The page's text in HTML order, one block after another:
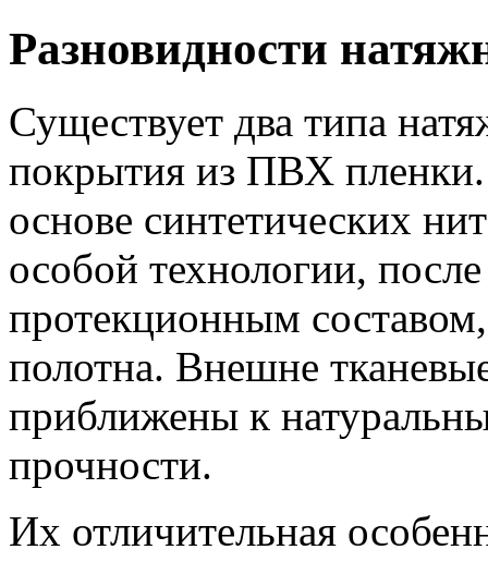
Разновидности
Существует два типа
покрытия из ПВХ пленки.
основе синтетических
особой технологии,
протекционным
полотна. Внешне
приближены к
прочности.
Их отличительная